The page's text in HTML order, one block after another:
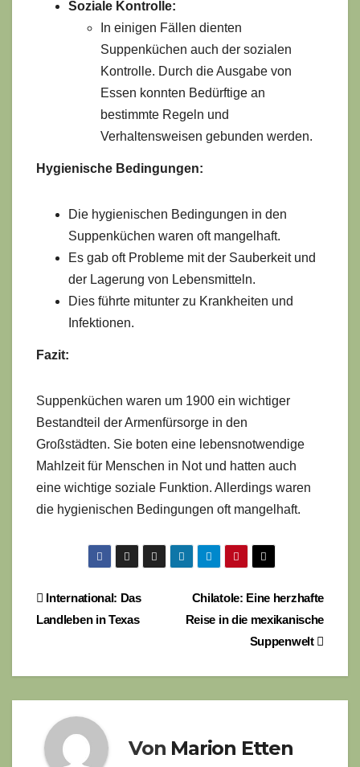
Soziale Kontrolle:
In einigen Fällen dienten
Suppenküchen auch der sozialen
Kontrolle. Durch die Ausgabe von
Essen konnten Bedürftige an
bestimmte Regeln und
Verhaltensweisen gebunden werden.
Hygienische Bedingungen:
Die hygienischen Bedingungen in den
Suppenküchen waren oft mangelhaft.
Es gab oft Probleme mit der Sauberkeit und
der Lagerung von Lebensmitteln.
Dies führte mitunter zu Krankheiten und
Infektionen.
Fazit:
Suppenküchen waren um 1900 ein wichtiger
Bestandteil der Armenfürsorge in den
Großstädten. Sie boten eine lebensnotwendige
Mahlzeit für Menschen in Not und hatten auch
eine wichtige soziale Funktion. Allerdings waren
die hygienischen Bedingungen oft mangelhaft.
Beitragsnavigation
Chilatole: Eine herzhafte
Reise in die mexikanische
Suppenwelt
International: Das
Landleben in Texas
Von Marion Etten